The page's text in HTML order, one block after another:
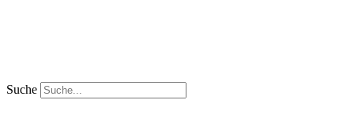
Suche